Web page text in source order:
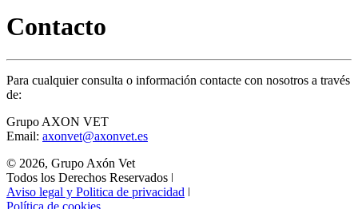
Contacto
Para cualquier consulta o información contacte con nosotros a través
de:
Grupo AXON VET
Email: axonvet@axonvet.es
© 2026, Grupo Axón Vet
Todos los Derechos Reservados ǀ
Aviso legal y Politica de privacidad ǀ
Política de cookies